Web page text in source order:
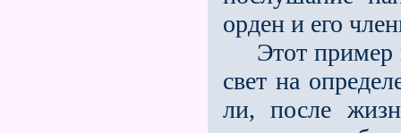
орден и его
Этот пример
свет на
ли, после